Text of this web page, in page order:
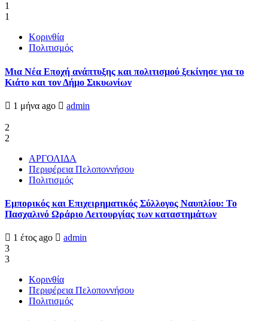
1
1
Κορινθία
Πολιτισμός
Μια Νέα Εποχή ανάπτυξης και πολιτισμού ξεκίνησε για το
Κιάτο και τον Δήμο Σικυωνίων
1 μήνα ago admin
2
2
ΑΡΓΟΛΙΔΑ
Περιφέρεια Πελοποννήσου
Πολιτισμός
Εμπορικός και Επιχειρηματικός Σύλλογος Ναυπλίου: Το
Πασχαλινό Ωράριο Λειτουργίας των καταστημάτων
1 έτος ago
admin
3
3
Κορινθία
Περιφέρεια Πελοποννήσου
Πολιτισμός